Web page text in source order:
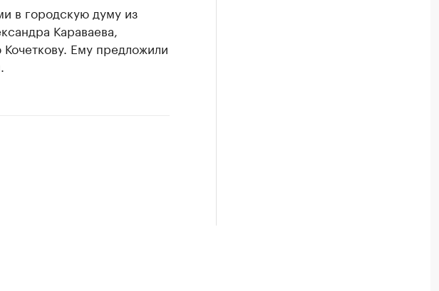
в городскую думу из
Караваева,
Ему предложили